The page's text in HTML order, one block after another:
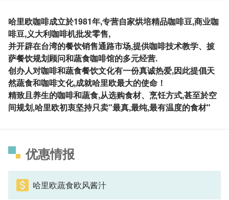
哈里欧咖啡成立於1981年,专营自家烘培精品咖啡豆,商业咖
啡豆,义大利咖啡机批发零售,
并开辟在台湾的餐饮销售通路市场,提供咖啡技术教学、披
萨餐饮规划顾问和蔬食咖啡馆的多元经营.
创办人对咖啡和蔬食餐饮文化有一份真诚热爱,因此提倡天
然蔬食和咖啡文化,成就哈里欧最大的使命！
精致且养生的咖啡和蔬食,从选购食材、烹饪方式,甚至於空
间规划,哈里欧初衷坚持只卖"最真,最纯,最有温度的食材"
优惠情报
哈里欧蔬食欧风酱汁